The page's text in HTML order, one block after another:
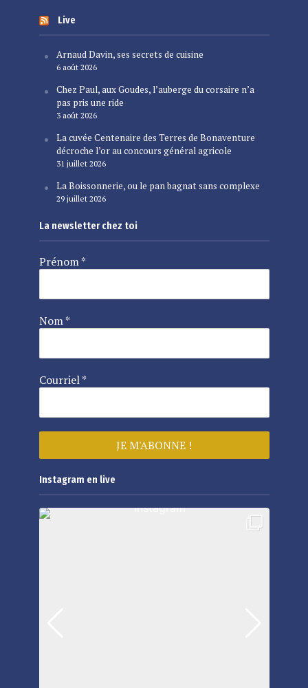
Live
Arnaud Davin, ses secrets de cuisine
6 août 2026
Chez Paul, aux Goudes, l’auberge du corsaire n’a
pas pris une ride
3 août 2026
La cuvée Centenaire des Terres de Bonaventure
décroche l’or au concours général agricole
31 juillet 2026
La Boissonnerie, ou le pan bagnat sans complexe
29 juillet 2026
La newsletter chez toi
Prénom*
Nom*
Courriel*
Instagram en live